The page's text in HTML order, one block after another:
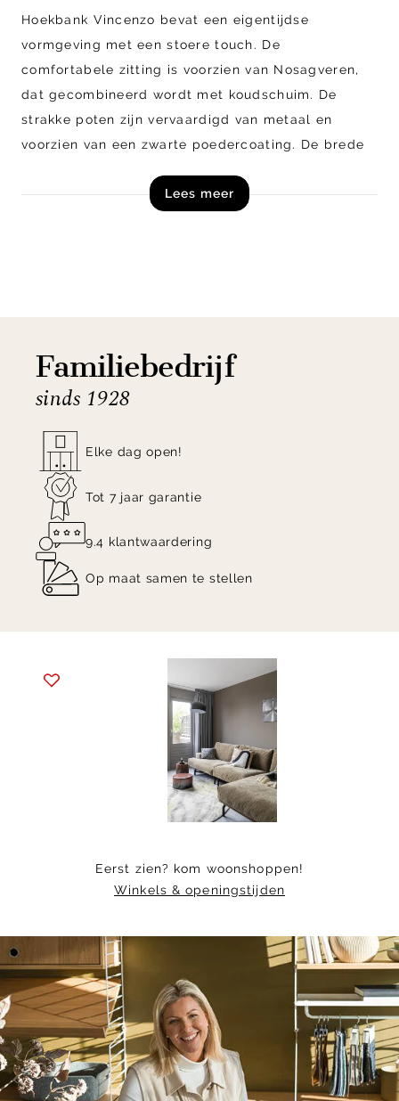
Hoekbank Vincenzo bevat een eigentijdse
vormgeving met een stoere touch. De
comfortabele zitting is voorzien van Nosagveren,
dat gecombineerd wordt met koudschuim. De
strakke poten zijn vervaardigd van metaal en
voorzien van een zwarte poedercoating. De brede
plaatje compleet. De getoonde uitvoering is
in een kleur naar wens. Kortom, met Vincenzo zijn
de mogelijkheden eindeloos!
Lees meer
Familiebedrijf
sinds 1928
Elke dag open!
Tot 7 jaar garantie
9.4 klantwaardering
Op maat samen te stellen
Eerst zien? kom woonshoppen!
Winkels & openingstijden